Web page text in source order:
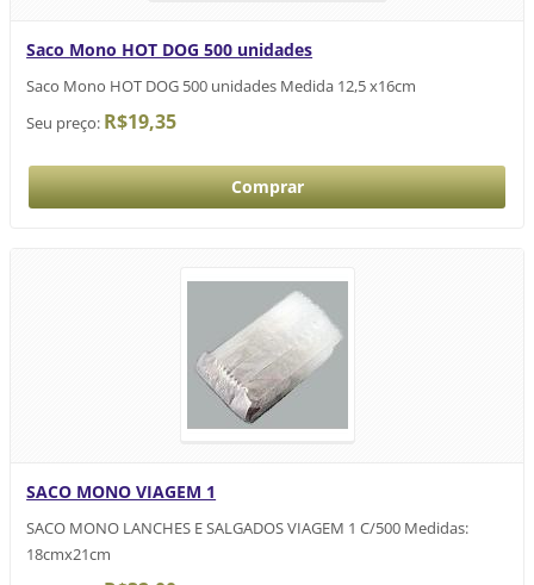
Saco Mono HOT DOG 500 unidades
Saco Mono HOT DOG 500 unidades Medida 12,5 x16cm
Seu preço: R$19,35
SACO MONO VIAGEM 1
SACO MONO LANCHES E SALGADOS VIAGEM 1 C/500 Medidas:
18cmx21cm